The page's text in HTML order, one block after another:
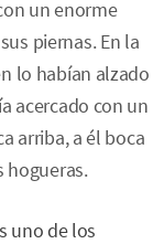
un enorme
piernas. En la
lo habían alzado
acercado con un
arriba, a él boca
hogueras.
uno de los